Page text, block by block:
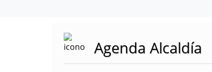
Agenda Alcaldía